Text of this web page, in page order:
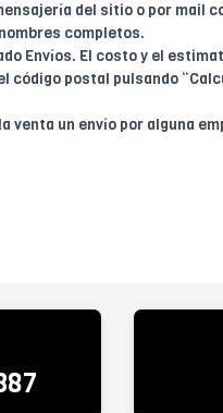
del sitio o por mail
completos.
Envíos. El costo y el
postal pulsando
venta un envío por alguna